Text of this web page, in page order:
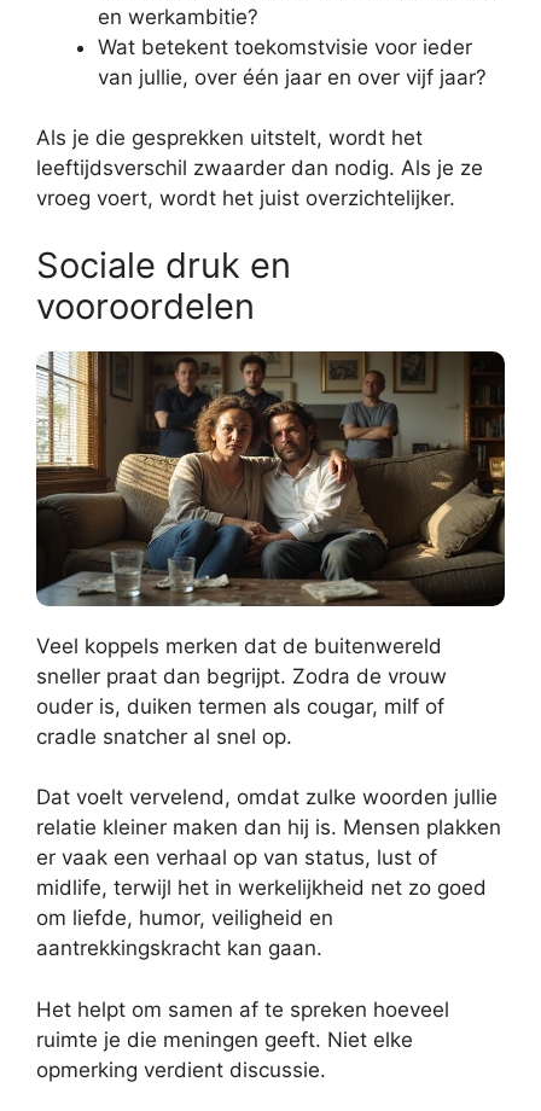
en werkambitie?
Wat betekent toekomstvisie voor ieder
van jullie, over één jaar en over vijf jaar?
Als je die gesprekken uitstelt, wordt het
leeftijdsverschil zwaarder dan nodig. Als je ze
vroeg voert, wordt het juist overzichtelijker.
Sociale druk en
vooroordelen
Veel koppels merken dat de buitenwereld
sneller praat dan begrijpt. Zodra de vrouw
ouder is, duiken termen als cougar, milf of
cradle snatcher al snel op.
Dat voelt vervelend, omdat zulke woorden jullie
relatie kleiner maken dan hij is. Mensen plakken
er vaak een verhaal op van status, lust of
midlife, terwijl het in werkelijkheid net zo goed
om liefde, humor, veiligheid en
aantrekkingskracht kan gaan.
Het helpt om samen af te spreken hoeveel
ruimte je die meningen geeft. Niet elke
opmerking verdient discussie.